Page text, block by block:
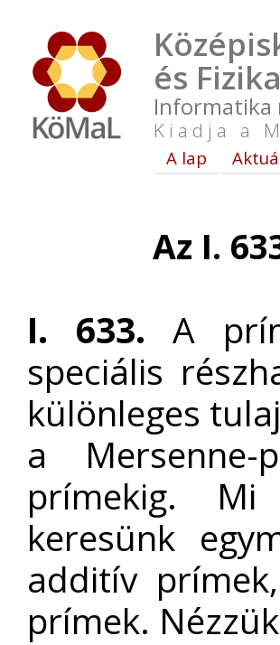
és
Informatika
Kiadja a
A lap
Az I.
I. 633. A
speciális
különleges
a
prímekig.
keresünk
additív
prímek.